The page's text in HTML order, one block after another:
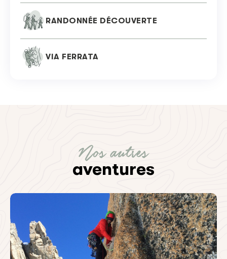
RANDONNÉE DÉCOUVERTE
VIA FERRATA
Nos autres
aventures